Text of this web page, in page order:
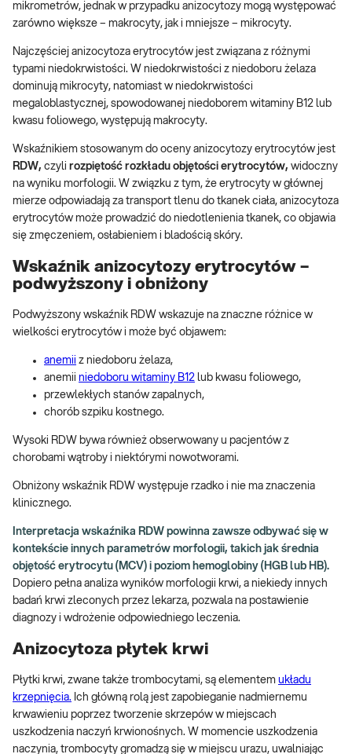
mikrometrów, jednak w przypadku anizocytozy mogą występować
zarówno większe – makrocyty, jak i mniejsze – mikrocyty.
Najczęściej anizocytoza erytrocytów jest związana z różnymi
typami niedokrwistości. W niedokrwistości z niedoboru żelaza
dominują mikrocyty, natomiast w niedokrwistości
megaloblastycznej, spowodowanej niedoborem witaminy B12 lub
kwasu foliowego, występują makrocyty.
Wskaźnikiem stosowanym do oceny anizocytozy erytrocytów jest
RDW, czyli rozpiętość rozkładu objętości erytrocytów, widoczny
na wyniku morfologii. W związku z tym, że erytrocyty w głównej
mierze odpowiadają za transport tlenu do tkanek ciała, anizocytoza
erytrocytów może prowadzić do niedotlenienia tkanek, co objawia
się zmęczeniem, osłabieniem i bladością skóry.
Wskaźnik anizocytozy erytrocytów –
podwyższony i obniżony
Podwyższony wskaźnik RDW wskazuje na znaczne różnice w
wielkości erytrocytów i może być objawem:
anemii z niedoboru żelaza,
anemii niedoboru witaminy B12 lub kwasu foliowego,
przewlekłych stanów zapalnych,
chorób szpiku kostnego.
Wysoki RDW bywa również obserwowany u pacjentów z
chorobami wątroby i niektórymi nowotworami.
Obniżony wskaźnik RDW występuje rzadko i nie ma znaczenia
klinicznego.
Interpretacja wskaźnika RDW powinna zawsze odbywać się w
kontekście innych parametrów morfologii, takich jak średnia
objętość erytrocytu (MCV) i poziom hemoglobiny (HGB lub HB).
Dopiero pełna analiza wyników morfologii krwi, a niekiedy innych
badań krwi zleconych przez lekarza, pozwala na postawienie
diagnozy i wdrożenie odpowiedniego leczenia.
Anizocytoza płytek krwi
Płytki krwi, zwane także trombocytami, są elementem układu
krzepnięcia. Ich główną rolą jest zapobieganie nadmiernemu
krwawieniu poprzez tworzenie skrzepów w miejscach
uszkodzenia naczyń krwionośnych. W momencie uszkodzenia
naczynia, trombocyty gromadzą się w miejscu urazu, uwalniając